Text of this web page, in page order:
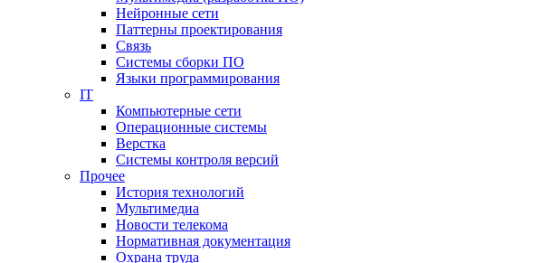
Нейронные сети
Паттерны проектирования
Связь
Системы сборки ПО
Языки программирования
IT
Компьютерные сети
Операционные системы
Верстка
Системы контроля версий
Прочее
История технологий
Мультимедиа
Новости телекома
Нормативная документация
Охрана труда